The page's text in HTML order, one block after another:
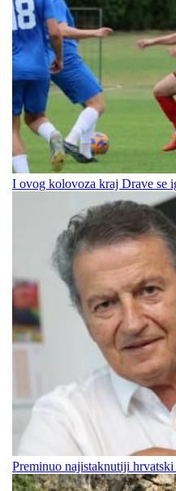
I ovog kolovoza kraj Drave se
Preminuo najistaknutiji